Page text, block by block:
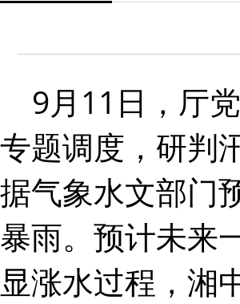
9月11日，厅
专题调度，研判
据气象水文部门
暴雨。预计未来
显涨水过程，湘